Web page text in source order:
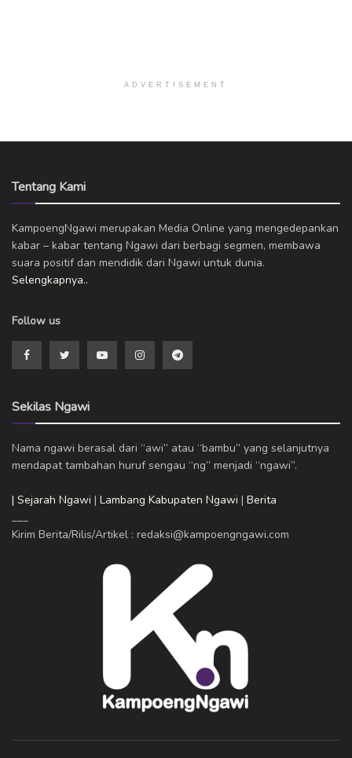
ADVERTISEMENT
Tentang Kami
KampoengNgawi merupakan Media Online yang mengedepankan
kabar – kabar tentang Ngawi dari berbagi segmen, membawa
suara positif dan mendidik dari Ngawi untuk dunia.
Selengkapnya..
Follow us
Sekilas Ngawi
Nama ngawi berasal dari “awi” atau “bambu” yang selanjutnya
mendapat tambahan huruf sengau “ng” menjadi “ngawi”.
| Sejarah Ngawi | Lambang Kabupaten Ngawi | Berita
___
Kirim Berita/Rilis/Artikel : redaksi@kampoengngawi.com